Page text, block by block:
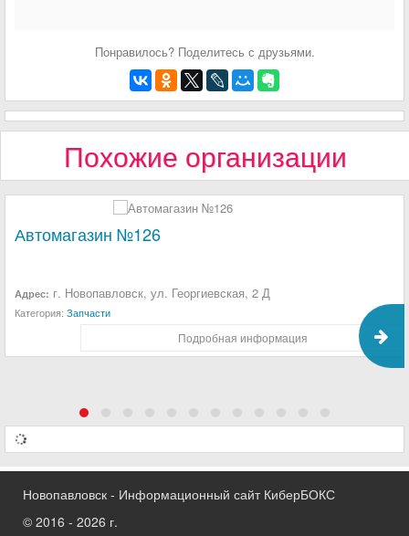
Понравилось? Поделитесь с друзьями.
Похожие организации
Автомагазин №126
Адрес: г. Новопавловск, ул. Георгиевская, 2 Д
Категория: Запчасти
Подробная информация
Новопавловск - Информационный сайт КиберБОКС
© 2016 - 2026 г.